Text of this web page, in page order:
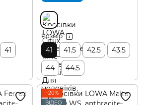
41
Розмір
41 41.5 42.5
43.5
44
44.5
−20%
ВІДЕО